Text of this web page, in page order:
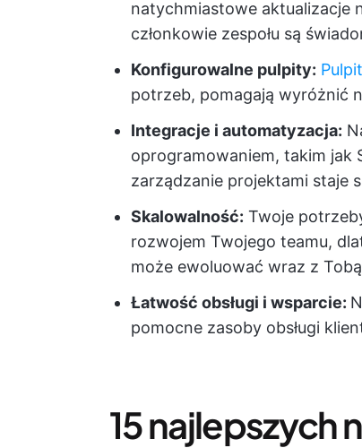
natychmiastowe aktualizacje
członkowie zespołu są
Konfigurowalne pulpity:
potrzeb, pomagają wyróżnić
Integracje i automatyzacja:
oprogramowaniem, takim jak
zarządzanie projektami staje
Skalowalność: Twoje
rozwojem Twojego teamu,
może ewoluować wraz z Tobą
Łatwość obsługi i wsparcie:
pomocne zasoby obsługi
15 najlepszych